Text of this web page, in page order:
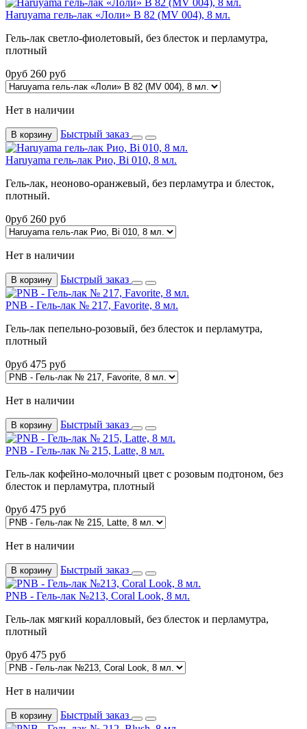
Haruyama гель-лак «Лоли» B 82 (MV 004), 8 мл.
Гель-лак светло-фиолетовый, без блесток и перламутра,
плотный
0руб 260 руб
Нет в наличии
В корзину Быстрый заказ
Haruyama гель-лак Рио, Bi 010, 8 мл.
Гель-лак, неоново-оранжевый, без перламутра и блесток,
плотный.
0руб 260 руб
Нет в наличии
В корзину Быстрый заказ
PNB - Гель-лак № 217, Favorite, 8 мл.
Гель-лак пепельно-розовый, без блесток и перламутра,
плотный
0руб 475 руб
Нет в наличии
В корзину Быстрый заказ
PNB - Гель-лак № 215, Latte, 8 мл.
Гель-лак кофейно-молочный цвет с розовым подтоном, без
блесток и перламутра, плотный
0руб 475 руб
Нет в наличии
В корзину Быстрый заказ
PNB - Гель-лак №213, Coral Look, 8 мл.
Гель-лак мягкий коралловый, без блесток и перламутра,
плотный
0руб 475 руб
Нет в наличии
В корзину Быстрый заказ